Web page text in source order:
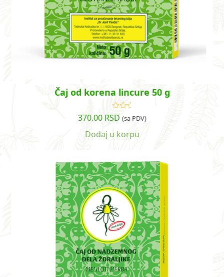
Čaj od korena lincure 50 g
Ocenjeno
sa5.00od
370.00 RSD (sa PDV)
Dodaj u korpu